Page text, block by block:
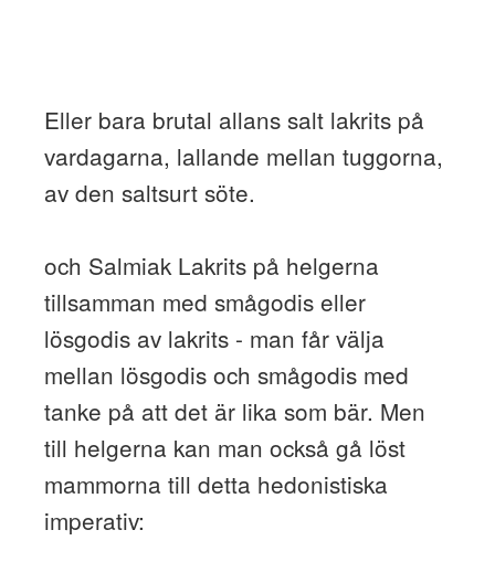
Eller bara brutal allans salt lakrits på
vardagarna, lallande mellan tuggorna,
av den saltsurt söte.
och Salmiak Lakrits på helgerna
tillsamman med smågodis eller
lösgodis av lakrits - man får välja
mellan lösgodis och smågodis med
tanke på att det är lika som bär. Men
till helgerna kan man också gå löst
mammorna till detta hedonistiska
imperativ: